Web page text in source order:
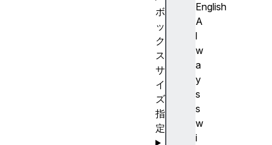
English
A
l
w
a
y
s
s
w
i
ボ
ッ
ク
ス
サ
イ
ズ
指
定